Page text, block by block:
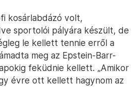
kosárlabdázó volt,
sportolói pályára készült, de
le kellett tennie erről a
meg az Epstein-Barr-
feküdnie kellett. „Amikor
évre ott kellett hagynom az